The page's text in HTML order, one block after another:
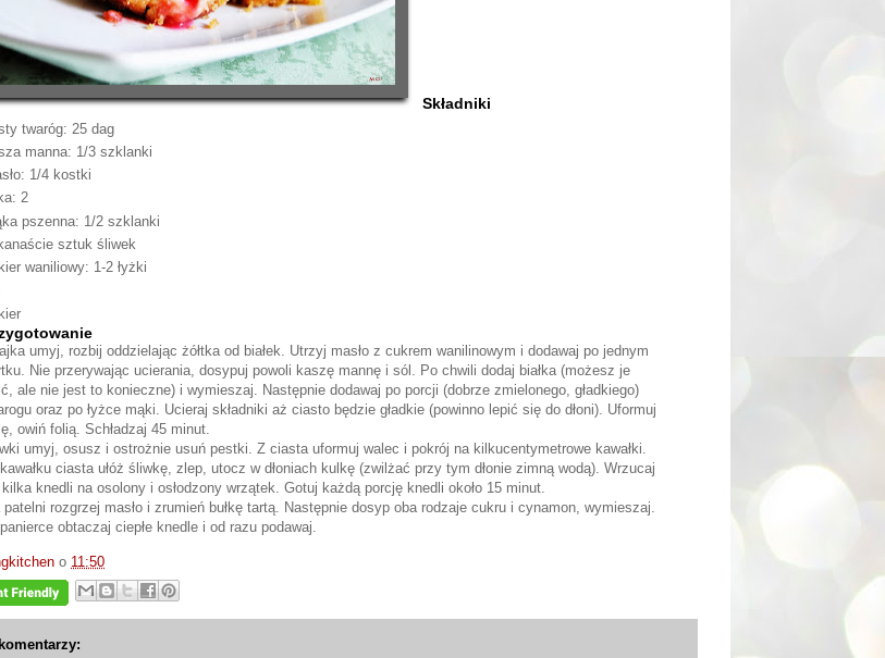
Składniki
twaróg: 25 dag
manna: 1/3 szklanki
1/4 kostki
2
pszenna: 1/2 szklanki
sztuk śliwek
waniliowy: 1-2 łyżki
umyj, rozbij oddzielając żółtka od białek. Utrzyj masło z cukrem wanilinowym i dodawaj po jednym
Nie przerywając ucierania, dosypuj powoli kaszę mannę i sól. Po chwili dodaj białka (możesz je
ale nie jest to konieczne) i wymieszaj. Następnie dodawaj po porcji (dobrze zmielonego, gładkiego)
oraz po łyżce mąki. Ucieraj składniki aż ciasto będzie gładkie (powinno lepić się do dłoni). Uformuj
owiń folią. Schładzaj 45 minut.
umyj, osusz i ostrożnie usuń pestki. Z ciasta uformuj walec i pokrój na kilkucentymetrowe kawałki.
ciasta ułóż śliwkę, zlep, utocz w dłoniach kulkę (zwilżać przy tym dłonie zimną wodą). Wrzucaj
kilka knedli na osolony i osłodzony wrzątek. Gotuj każdą porcję knedli około 15 minut.
patelni rozgrzej masło i zrumień bułkę tartą. Następnie dosyp oba rodzaje cukru i cynamon, wymieszaj.
obtaczaj ciepłe knedle i od razu podawaj.
o 11:50